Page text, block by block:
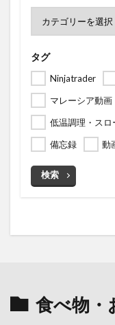
タグ
Ninjatrader
マレーシア動画
低温調理・スロ
備忘録
動
検索
食べ物・